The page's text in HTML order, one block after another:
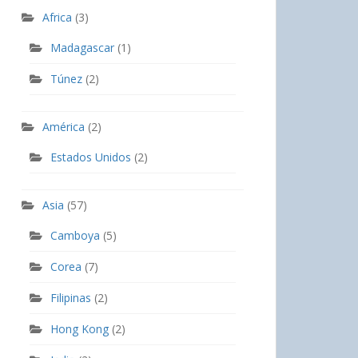
Africa (3)
Madagascar (1)
Túnez (2)
América (2)
Estados Unidos (2)
Asia (57)
Camboya (5)
Corea (7)
Filipinas (2)
Hong Kong (2)